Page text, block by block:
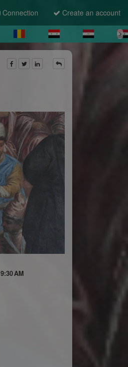
Connection Create an account
9:30 AM